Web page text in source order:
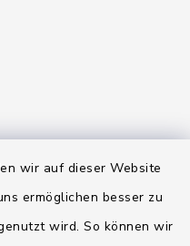
wir auf dieser Website
ermöglichen besser zu
wird. So können wir